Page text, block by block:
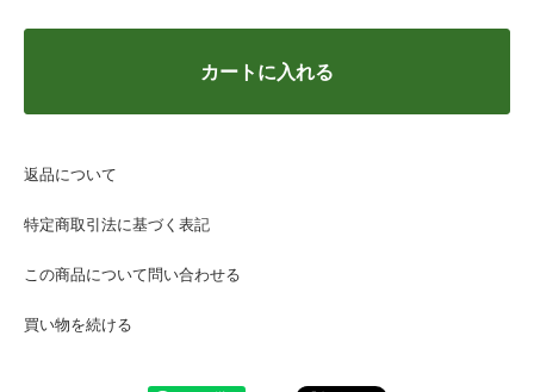
カートに入れる
返品について
特定商取引法に基づく表記
この商品について問い合わせる
買い物を続ける